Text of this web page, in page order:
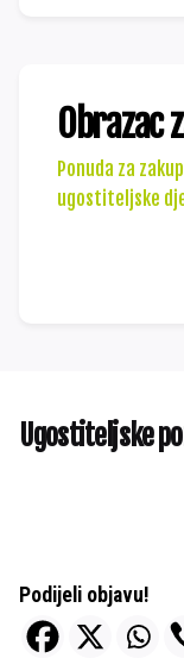
Obrazac
Ponuda za
ugostiteljske
Ugostiteljske
Podijeli objavu!